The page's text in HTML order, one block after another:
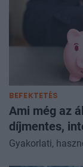
BEFEKTETÉS
Ami még az
díjmentes,
Gyakorlati,